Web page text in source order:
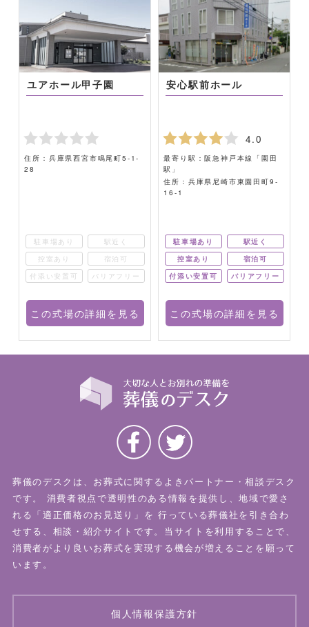
ユアホール甲子園
住所：兵庫県西宮市鳴尾町5-1-
28
駐車場あり
駅近く
控室あり
宿泊可
付添い安置可
バリアフリー
この式場の詳細を見る
安心駅前ホール
4.0
最寄り駅：阪急神戸本線「園田
駅」
住所：兵庫県尼崎市東園田町9-
16-1
駐車場あり
駅近く
控室あり
宿泊可
付添い安置可
バリアフリー
この式場の詳細を見る
葬儀のデスクは、お葬式に関するよきパートナー・相談デスク
です。
消費者視点で透明性のある情報を提供し、地域で愛さ
れる「適正価格のお見送り」を 行っている葬儀社を引き合わ
せする、相談・紹介サイトです。当サイトを利用することで、
消費者がより良いお葬式を実現する機会が増えることを願って
います。
個人情報保護方針